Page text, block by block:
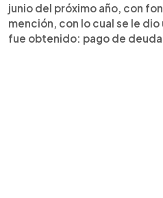
junio del próximo año, con
mención, con lo cual se le
fue obtenido: pago de